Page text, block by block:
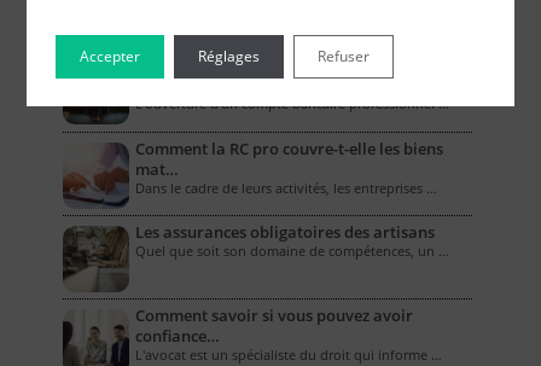
Combien coûte un compte bancaire
professionne…
L’ouverture d’un compte bancaire professionnel …
Comment la RC pro couvre-t-elle les biens
mat…
Dans le cadre de leurs activités, les entreprises …
Les assurances obligatoires des artisans
Quel que soit son domaine de compétences, un …
Comment savoir si vous pouvez avoir
confiance…
L'avocat est un spécialiste du droit qui informe …
Accepter Refuser
Réglages